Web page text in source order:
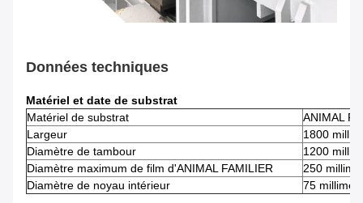
Données techniques
Matériel et date de substrat
Matériel de substrat
ANIMAL
Largeur
1800
Diamètre de tambour
1200
Diamètre maximum de film d'ANIMAL FAMILIER
250
Diamètre de noyau intérieur
75